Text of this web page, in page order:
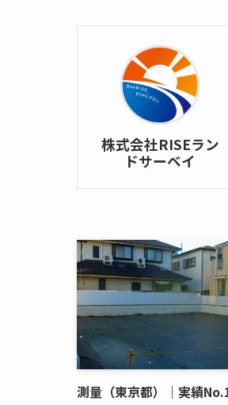
株式会社RISEラン
ドサーベイ
測量（東京都）｜実績